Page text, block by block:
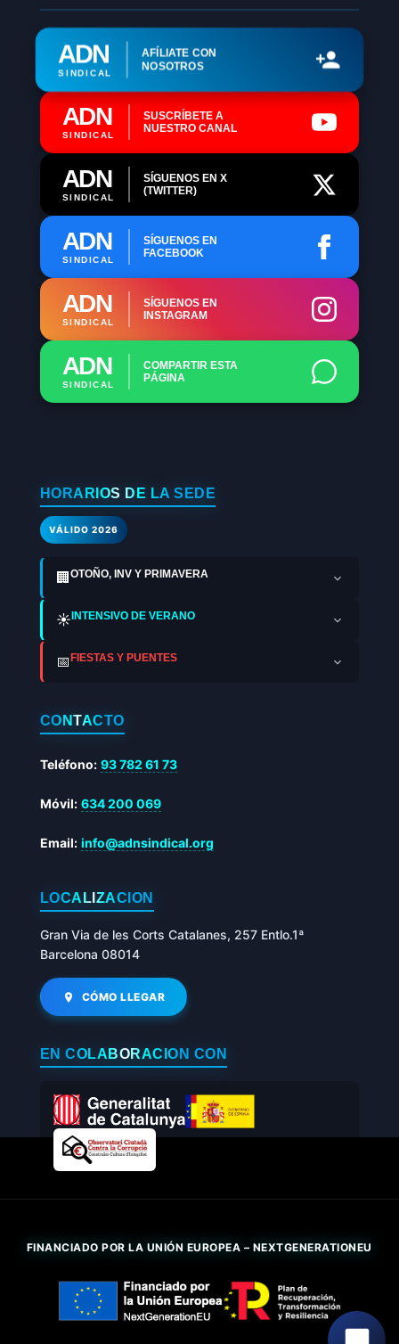
ADN
SINDICAL
AFÍLIATE CON
NOSOTROS
ADN
SINDICAL
SUSCRÍBETE A
NUESTRO CANAL
ADN
SINDICAL
SÍGUENOS EN X
(TWITTER)
ADN
SINDICAL
SÍGUENOS EN
FACEBOOK
ADN
SINDICAL
SÍGUENOS EN
INSTAGRAM
ADN
SINDICAL
COMPARTIR ESTA
PÁGINA
HORARIOS DE LA SEDE
VÁLIDO 2026
🏢 OTOÑO, INV Y PRIMAVERA
☀️INTENSIVO DE VERANO
📅FIESTAS Y PUENTES
CONTACTO
Teléfono: 93 782 61 73
Móvil: 634 200 069
Email: info@adnsindical.org
LOCALIZACIÓN
Gran Via de les Corts Catalanes, 257 Entlo.1ª
Barcelona 08014
CÓMO LLEGAR
EN COLABORACIÓN CON
FINANCIADO POR LA UNIÓN EUROPEA – NEXTGENERATIONEU